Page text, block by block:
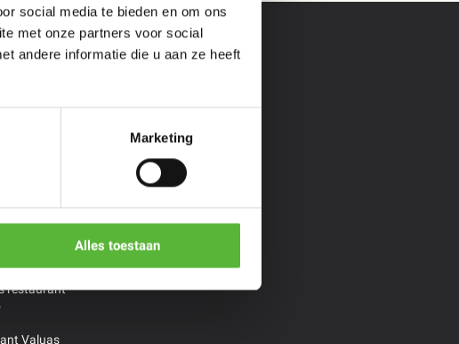
social media te bieden en om ons
met onze partners voor social
andere informatie die u aan ze heeft
Marketing
Alles toestaan
&
**
Smink *
*
By Han
Toko Bopp
BaiYok
Market
restaurant
Valuas
Informatie
Veelgestelde vragen
Over ons
Cadeaubon geven
Algemene voorwaarden
Privacy policy